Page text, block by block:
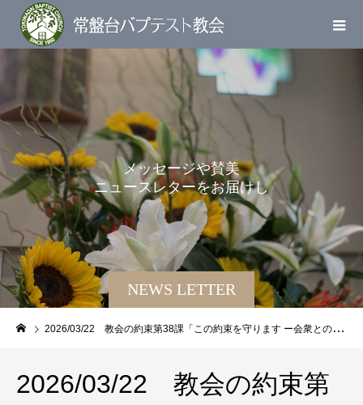
NEWS LETTER
メッセージや賛美
ニュースレターをお届けします
2026/03/22 教会の約束第38課「この約束を守ります ー会衆との誓約ー」
2026/03/22 教会の約束第